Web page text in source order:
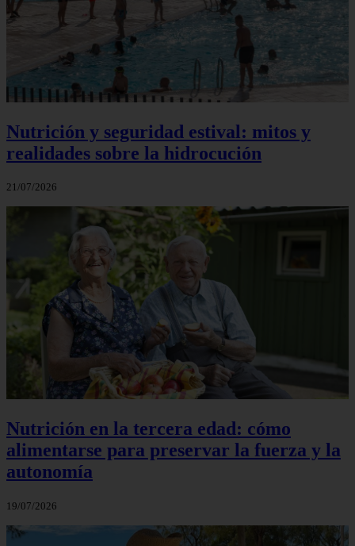
Nutrición y seguridad estival: mitos y
realidades sobre la hidrocución
21/07/2026
Nutrición en la tercera edad: cómo
alimentarse para preservar la fuerza y la
autonomía
19/07/2026